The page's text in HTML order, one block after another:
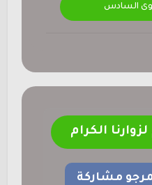
السادس
الكرام
مشاركة